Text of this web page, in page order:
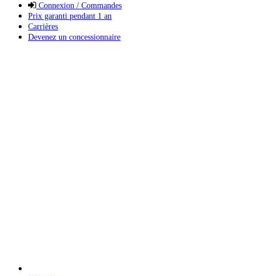
Connexion / Commandes
Prix garanti pendant 1 an
Carrières
Devenez un concessionnaire